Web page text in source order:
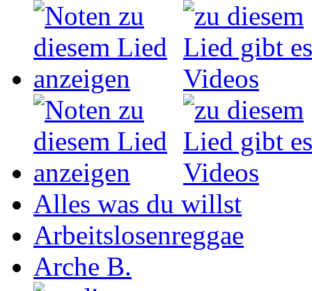
Alles was du willst
Arbeitslosenreggae
Arche B.